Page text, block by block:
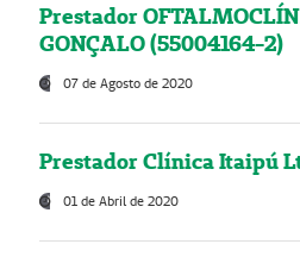
Prestador
GONÇALO (55004164-2)
07 de Agosto de 2020
Prestador Clínica Itaipú
01 de Abril de 2020